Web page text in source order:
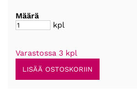
Määrä
kpl
Varastossa 3 kpl